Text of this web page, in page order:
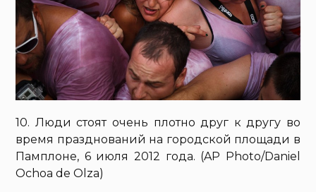
10. Люди стоят очень плотно друг к другу во
время празднований на городской площади в
Памплоне, 6 июля 2012 года. (AP Photo/Daniel
Ochoa de Olza)